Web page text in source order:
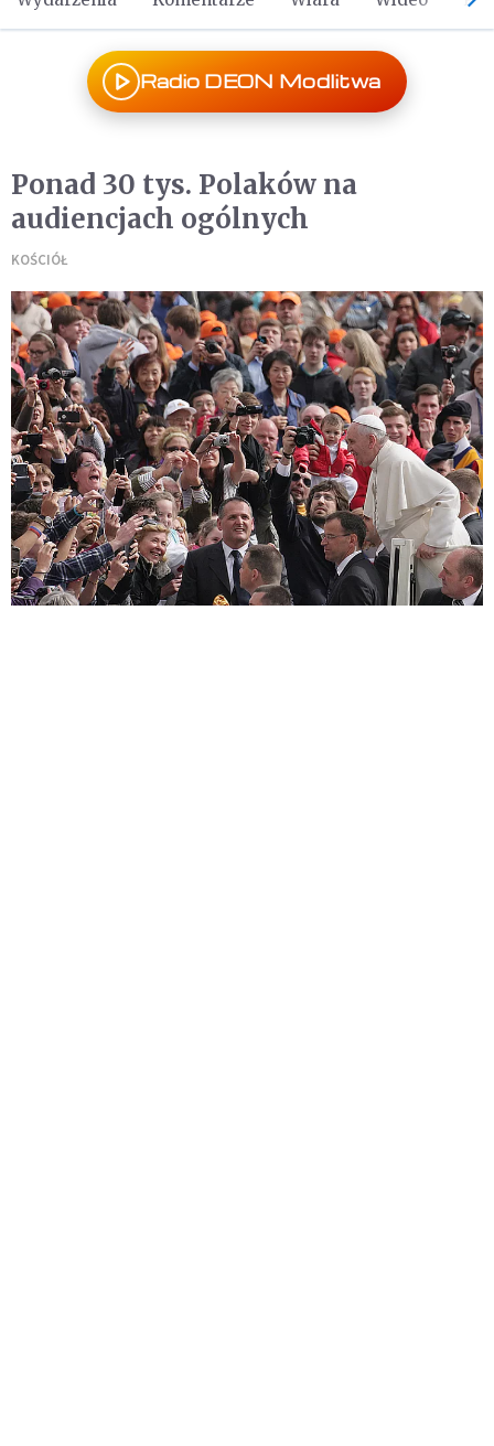
Radio DEON Modlitwa
Ponad 30 tys. Polaków na
audiencjach ogólnych
KOŚCIÓŁ